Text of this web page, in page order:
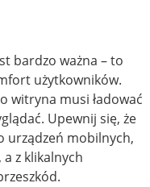
bardzo ważna – to
użytkowników.
witryna musi ładować
Upewnij się, że
urządzeń mobilnych,
z klikalnych